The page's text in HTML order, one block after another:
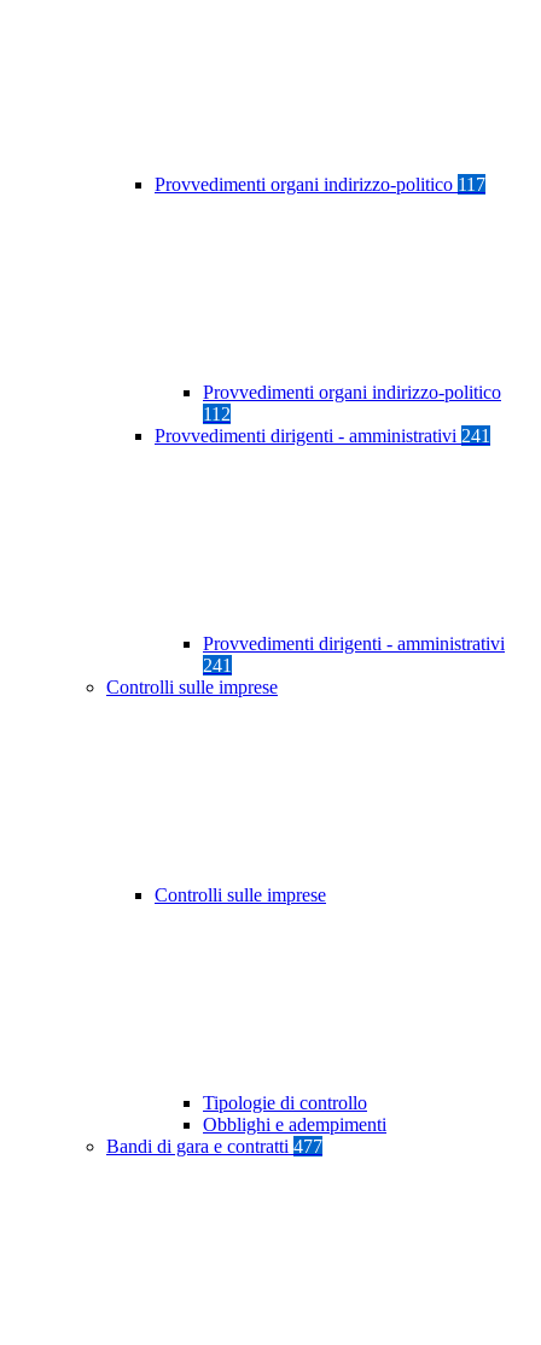
Provvedimenti organi indirizzo-politico 117
Provvedimenti organi indirizzo-politico
112
Provvedimenti dirigenti - amministrativi 241
Provvedimenti dirigenti - amministrativi
241
Controlli sulle imprese
Controlli sulle imprese
Tipologie di controllo
Obblighi e adempimenti
Bandi di gara e contratti 477